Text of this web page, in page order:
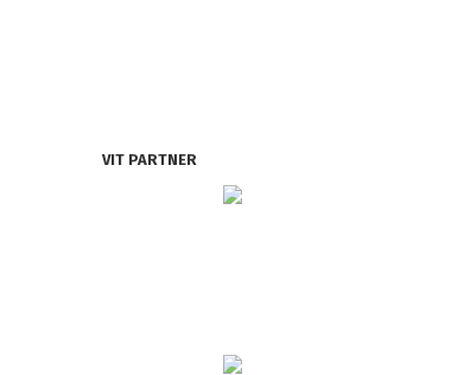
VIT PARTNER